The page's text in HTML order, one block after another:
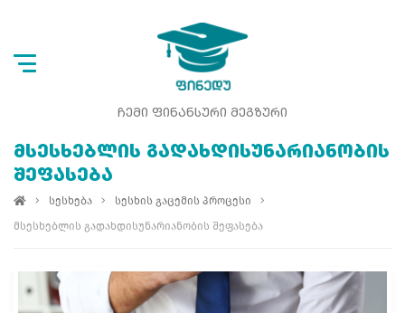
ᲩᲔᲛᲘ ᲤᲘᲜᲐᲜᲡᲣᲠᲘ ᲛᲔᲒᲖᲣᲠᲘ
ᲛᲡᲔᲡᲮᲔᲑᲚᲘᲡ ᲒᲐᲓᲐᲮᲓᲘᲡᲣᲜᲐᲠᲘᲐᲜᲝᲑᲘᲡ
ᲨᲔᲤᲐᲡᲔᲑᲐ
სესხება
სესხის გაცემის პროცესი
მსესხებლის გადახდისუნარიანობის შეფასება